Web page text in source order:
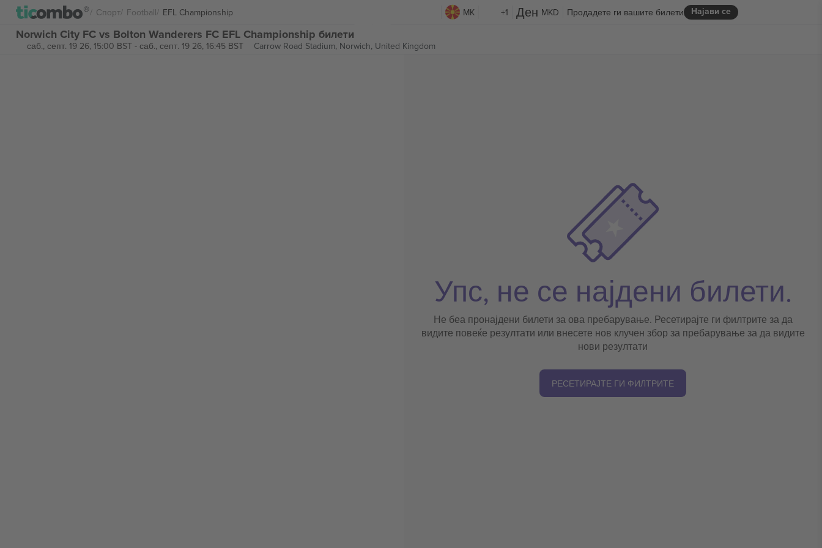
Спорт Football EFL Championship MK +1 MKD Најави се
Продадете ги вашите билети
Norwich City FC vs Bolton Wanderers FC EFL Championship билети
саб., септ. 19 26, 15:00 BST- саб., септ. 19 26, 16:45 BST Carrow Road Stadium, Norwich, United Kingdom
Упс, не се најдени билети.
Не беа пронајдени билети за ова пребарување. Ресетирајте ги филтрите за да
видите повеќе резултати или внесете нов клучен збор за пребарување за да видите
нови резултати
РЕСЕТИРАЈТЕ ГИ ФИЛТРИТЕ